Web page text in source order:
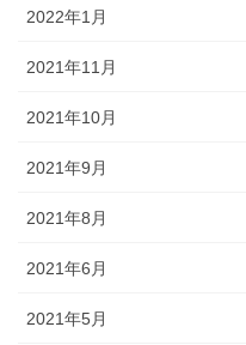
2022年1月
2021年11月
2021年10月
2021年9月
2021年8月
2021年6月
2021年5月